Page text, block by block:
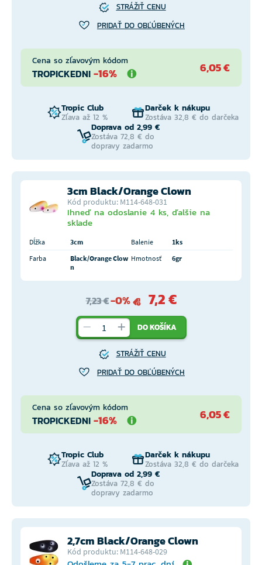
STRÁŽIŤ CENU
PRIDAŤ DO OBĽÚBENÝCH
Cena so zľavovým kódom
TROPICKEDNI -16% 6,05 €
Tropic Club
Zľava až 12 %
Darček k nákupu
Zostáva 32,8 € do darčeka
Doprava od 2,99 €
Zostáva 72,8 € do
dopravy zadarmo
3cm Black/Orange Clown
Kód produktu: M114-648-031
Ihneď na odoslanie 4 ks, ďalšie na
sklade
Dĺžka 3cm Balenie
1ks
Farba
Black/Orange Clow
n
Hmotnosť 6gr
7,23 €-0% 7,2 €
DO KOŠÍKA
STRÁŽIŤ CENU
PRIDAŤ DO OBĽÚBENÝCH
Cena so zľavovým kódom
TROPICKEDNI -16% 6,05 €
Tropic Club
Zľava až 12 %
Darček k nákupu
Zostáva 32,8 € do darčeka
Doprava od 2,99 €
Zostáva 72,8 € do
dopravy zadarmo
2,7cm Black/Orange Clown
Kód produktu: M114-648-029